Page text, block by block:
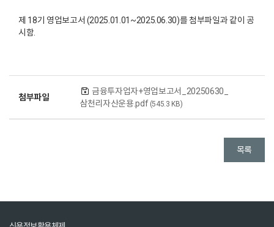
제 18기 영업보고서 (2025.01.01~2025.06.30)를 첨부파일과 같이 공
시함.
첨부파일
금융투자업자+영업보고서_20250630_
삼천리자산운용.pdf (545.3 KB)
목록